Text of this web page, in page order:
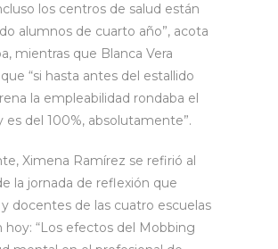
los centros de salud están
alumnos de cuarto año”, acota
mientras que Blanca Vera
“si hasta antes del estallido
la empleabilidad rondaba el
es del 100%, absolutamente”.
Ximena Ramírez se refirió al
la jornada de reflexión que
docentes de las cuatro escuelas
hoy: “Los efectos del Mobbing